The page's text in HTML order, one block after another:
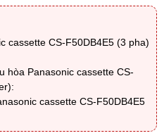
cassette CS-F50DB4E5 (3 pha)
hòa Panasonic cassette CS-
cassette CS-F50DB4E5